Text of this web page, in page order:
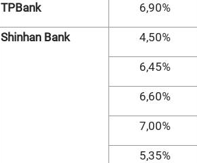
TPBank 6,90%
Shinhan Bank 4,50%
6,45%
6,60%
7,00%
5,35%